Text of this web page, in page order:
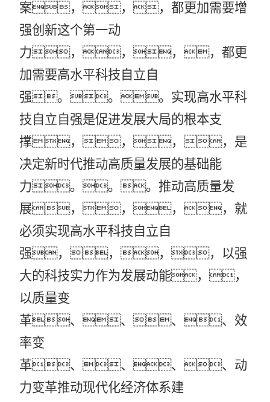
案，，，都更加需要增
强创新这个第一动
力，，，，都更
加需要高水平科技自立自
强。。。实现高水平科
技自立自强是促进发展大局的根本支
撑，，，，是
决定新时代推动高质量发展的基础能
力。。。推动高质量发
展，，，，就
必须实现高水平科技自立自
强，，，，以强
大的科技实力作为发展动能，，
以质量变
革、、、、效
率变
革、、、、动
力变革推动现代化经济体系建